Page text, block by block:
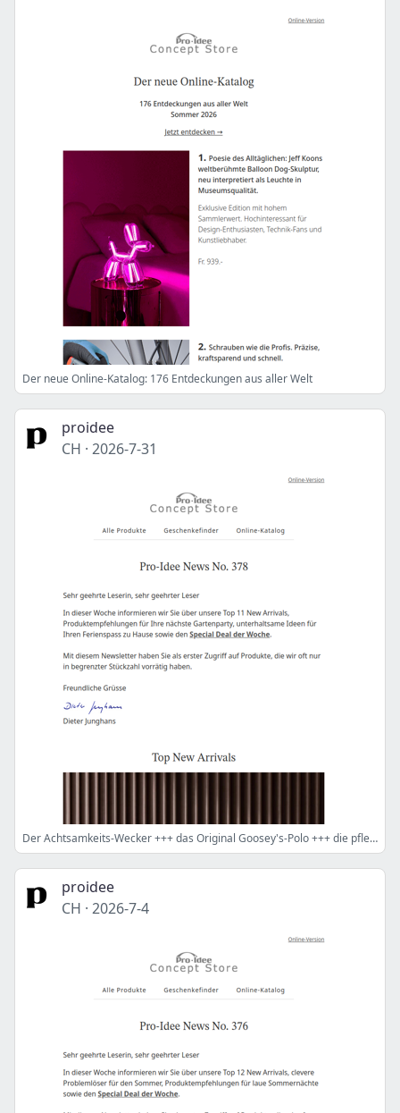
Der neue Online-Katalog: 176 Entdeckungen aus aller Welt
proidee
CH · 2026-7-31
Der Achtsamkeits-Wecker +++ das Original Goosey's-Polo +++ die pflegende Ionen-Haarbürste
proidee
CH · 2026-7-4